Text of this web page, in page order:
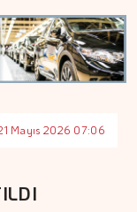
Mayıs 2026 07:06